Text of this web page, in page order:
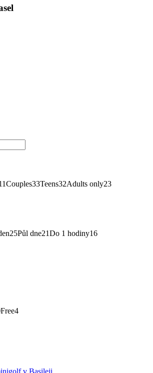
Couples33Teens32Adults only23
25Půl dne21Do 1 hodiny16
Free4